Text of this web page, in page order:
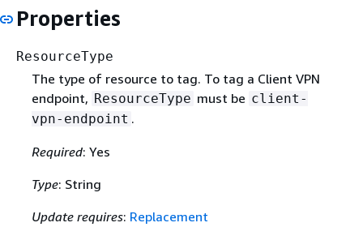
Properties
ResourceType
The type of resource to tag. To tag a Client VPN
endpoint, ResourceType must be client-
vpn-endpoint .
Required: Yes
Type: String
Update requires: Replacement